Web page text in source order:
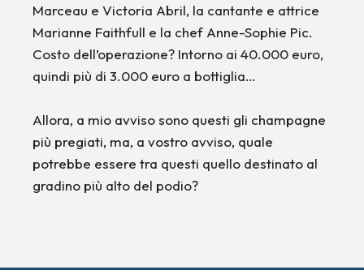
Marceau e Victoria Abril, la cantante e attrice
Marianne Faithfull e la chef Anne-Sophie Pic.
Costo dell’operazione? Intorno ai 40.000 euro,
quindi più di 3.000 euro a bottiglia…
Allora, a mio avviso sono questi gli champagne
più pregiati, ma, a vostro avviso, quale
potrebbe essere tra questi quello destinato al
gradino più alto del podio?